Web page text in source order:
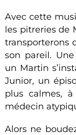
Avec cette
les pitreries de
transporterons
son pareil.
un Martin
Junior, un
plus calmes,
médecin
Alors ne